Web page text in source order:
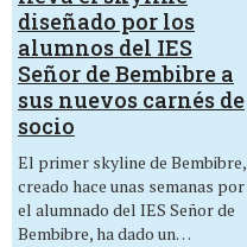
diseñado por los
alumnos del IES
Señor de Bembibre a
sus nuevos carnés de
socio
El primer skyline de Bembibre,
creado hace unas semanas por
el alumnado del IES Señor de
Bembibre, ha dado un…